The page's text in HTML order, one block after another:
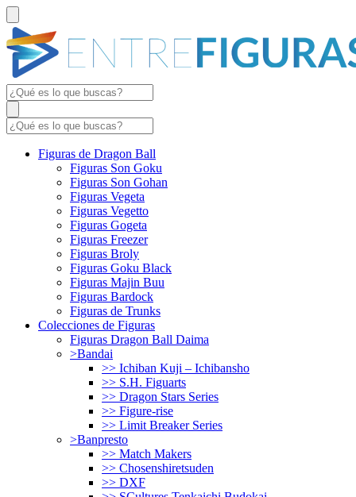
Figuras de Dragon Ball
Figuras Son Goku
Figuras Son Gohan
Figuras Vegeta
Figuras Vegetto
Figuras Gogeta
Figuras Freezer
Figuras Broly
Figuras Goku Black
Figuras Majin Buu
Figuras Bardock
Figuras de Trunks
Colecciones de Figuras
Figuras Dragon Ball Daima
>Bandai
>> Ichiban Kuji – Ichibansho
>> S.H. Figuarts
>> Dragon Stars Series
>> Figure-rise
>> Limit Breaker Series
>Banpresto
>> Match Makers
>> Chosenshiretsuden
>> DXF